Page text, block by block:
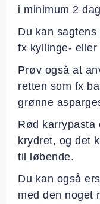
i minimum 2
Du kan
fx kyllinge- eller
Prøv også at
retten som fx
grønne
Rød
krydret, og det
til løbende.
Du kan også
med den noget